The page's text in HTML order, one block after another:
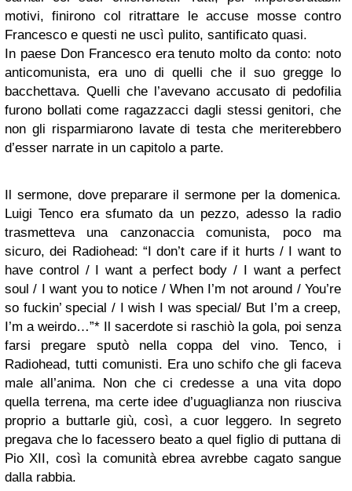
motivi, finirono col ritrattare le accuse mosse contro
Francesco e questi ne uscì pulito, santificato quasi.
In paese Don Francesco era tenuto molto da conto: noto
anticomunista, era uno di quelli che il suo gregge lo
bacchettava. Quelli che l’avevano accusato di pedofilia
furono bollati come ragazzacci dagli stessi genitori, che
non gli risparmiarono lavate di testa che meriterebbero
d’esser narrate in un capitolo a parte.
Il sermone, dove preparare il sermone per la domenica.
Luigi Tenco era sfumato da un pezzo, adesso la radio
trasmetteva una canzonaccia comunista, poco ma
sicuro, dei Radiohead: “I don’t care if it hurts / I want to
have control / I want a perfect body / I want a perfect
soul / I want you to notice / When I’m not around / You’re
so fuckin’ special / I wish I was special/ But I’m a creep,
I’m a weirdo…”* Il sacerdote si raschiò la gola, poi senza
farsi pregare sputò nella coppa del vino. Tenco, i
Radiohead, tutti comunisti. Era uno schifo che gli faceva
male all’anima. Non che ci credesse a una vita dopo
quella terrena, ma certe idee d’uguaglianza non riusciva
proprio a buttarle giù, così, a cuor leggero. In segreto
pregava che lo facessero beato a quel figlio di puttana di
Pio XII, così la comunità ebrea avrebbe cagato sangue
dalla rabbia.